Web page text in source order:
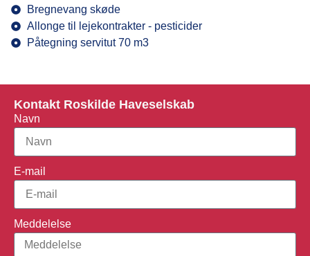
Bregnevang skøde
Allonge til lejekontrakter - pesticider
Påtegning servitut 70 m3
Kontakt Roskilde Haveselskab
Navn
E-mail
Meddelelse